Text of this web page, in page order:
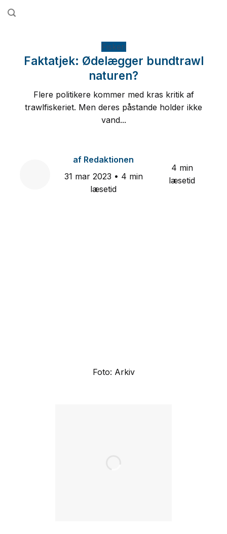
Fortsæt
Fiskeri
Faktatjek: Ødelægger bundtrawl
naturen?
Flere politikere kommer med kras kritik af
trawlfiskeriet. Men deres påstande holder ikke
vand...
af Redaktionen
31 mar 2023 • 4 min
læsetid
4 min
læsetid
Foto: Arkiv